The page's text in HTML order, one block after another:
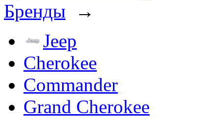
Бренды →
Jeep
Cherokee
Commander
Grand Cherokee